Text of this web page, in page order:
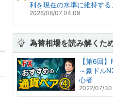
利を現在の水準に維持する
2026/08/07 04:09
為替相場を読み解くた
【第6回
～豪ドル
心者
2022/07/30